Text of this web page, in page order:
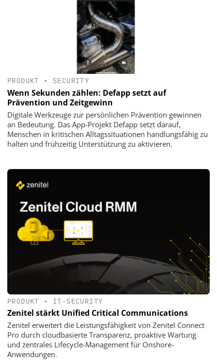
PRODUKT • SECURITY
Wenn Sekunden zählen: Defapp setzt auf
Prävention und Zeitgewinn
Digitale Werkzeuge zur persönlichen Prävention gewinnen
an Bedeutung. Das App-Projekt Defapp setzt darauf,
Menschen in kritischen Alltagssituationen handlungsfähig zu
halten und frühzeitig Unterstützung zu aktivieren.
PRODUKT • IT-SECURITY
Zenitel stärkt Unified Critical Communications
Zenitel erweitert die Leistungsfähigkeit von Zenitel Connect
Pro durch cloudbasierte Transparenz, proaktive Wartung
und zentrales Lifecycle-Management für Onshore-
Anwendungen.